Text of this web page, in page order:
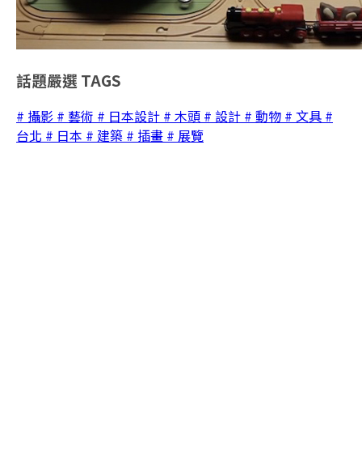
話題嚴選 TAGS
# 攝影 # 藝術 # 日本設計 # 木頭 # 設計 # 動物 # 文具 #
台北 # 日本 # 建築 # 插畫 # 展覽